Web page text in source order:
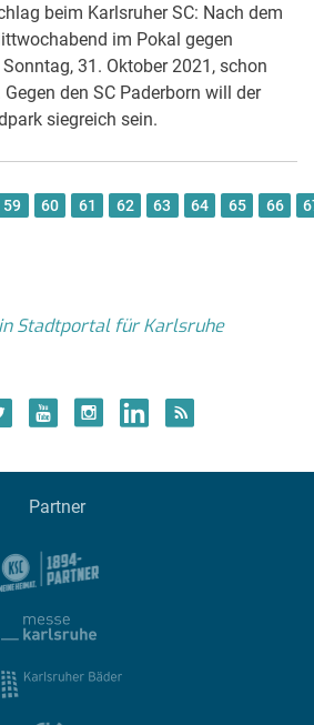
beim Karlsruher SC: Nach dem
im Pokal gegen
31. Oktober 2021, schon
den SC Paderborn will der
siegreich sein.
59 60 61 62 63 64 65 66
Stadtportal für Karlsruhe
Partner